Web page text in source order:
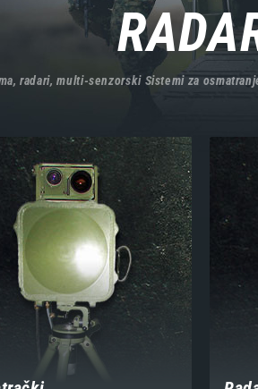
radari, multi-senzorski Sistemi za